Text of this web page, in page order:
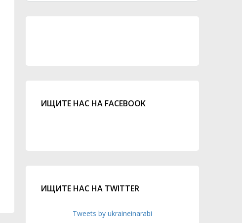
ИЩИТЕ НАС НА FACEBOOK
ИЩИТЕ НАС НА TWITTER
Tweets by ukraineinarabi